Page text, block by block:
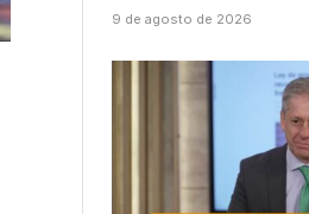
9 de agosto de 2026